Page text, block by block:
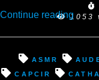
1053
Continue reading
Mont-
Louis
asmr
Capcir